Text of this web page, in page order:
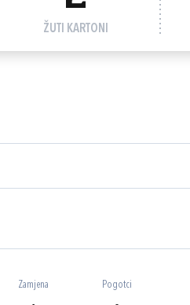
ŽUTI KARTONI
Zamjena Pogotci